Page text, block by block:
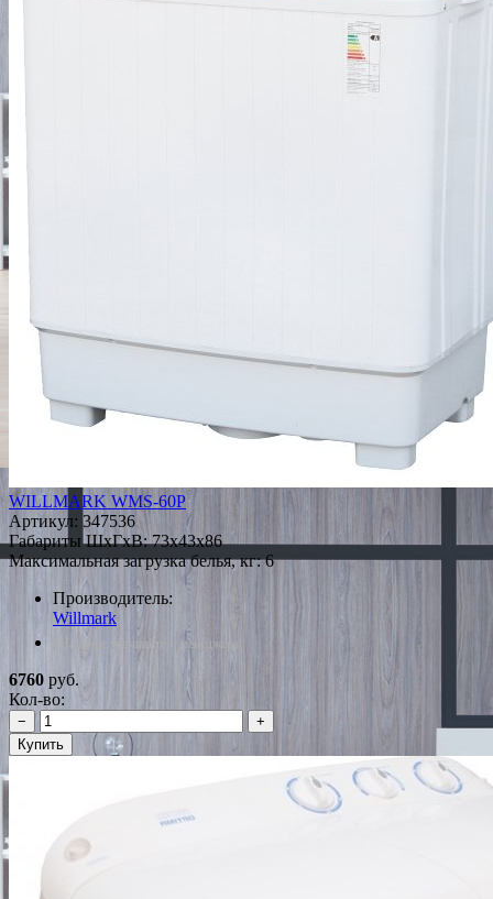
WILLMARK WMS-60P
Артикул: 347536
Габариты ШxГxВ: 73x43x86
Максимальная загрузка белья, кг: 6
Производитель:
Willmark
*Наличие уточняйте у менеджера
6760 руб.
Кол-во:
−
+
Купить